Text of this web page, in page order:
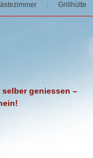
Grillhütte
geniessen –